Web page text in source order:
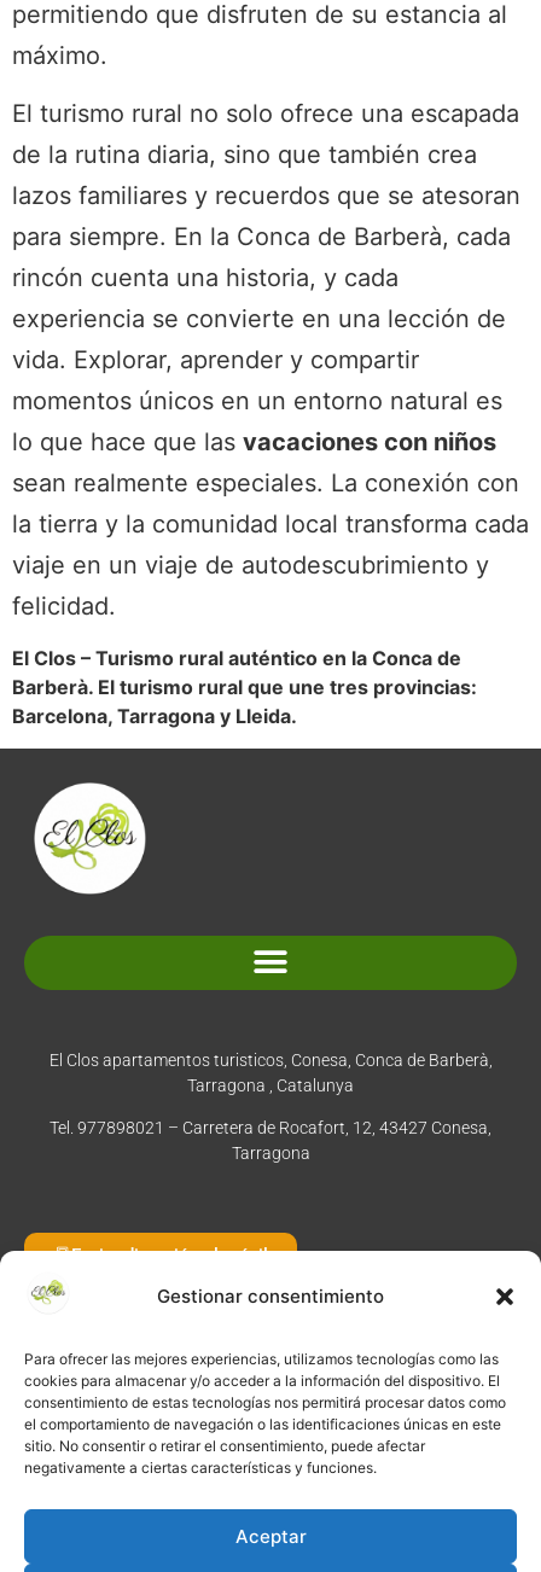
Gestionar consentimiento
Para ofrecer las mejores experiencias, utilizamos tecnologías como las
cookies para almacenar y/o acceder a la información del dispositivo. El
consentimiento de estas tecnologías nos permitirá procesar datos como
el comportamiento de navegación o las identificaciones únicas en este
sitio. No consentir o retirar el consentimiento, puede afectar
negativamente a ciertas características y funciones.
Aceptar
permitiendo que disfruten de su estancia al
máximo.
El turismo rural no solo ofrece una escapada
de la rutina diaria, sino que también crea
lazos familiares y recuerdos que se atesoran
para siempre. En la Conca de Barberà, cada
rincón cuenta una historia, y cada
experiencia se convierte en una lección de
vida. Explorar, aprender y compartir
momentos únicos en un entorno natural es
lo que hace que las vacaciones con niños
sean realmente especiales. La conexión con
la tierra y la comunidad local transforma cada
viaje en un viaje de autodescubrimiento y
felicidad.
El Clos – Turismo rural auténtico en la Conca de
Barberà. El turismo rural que une tres provincias:
Barcelona, Tarragona y Lleida.
El Clos apartamentos turisticos, Conesa, Conca de Barberà,
Tarragona , Catalunya
Tel. 977898021 – Carretera de Rocafort, 12, 43427 Conesa,
Tarragona
Enviar dirección al móvil
© 2026 ·Créditos: Redacción: El Clos · Fotografía: Joaquim
Manzano · Diseño e implementación web: Manel Caparrós ·
Servidores y publicación:igualada.online· Contenido blog:
conten.blog